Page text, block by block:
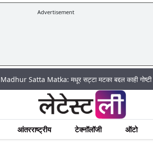
Advertisement
Matka: मधूर सट्टा मटका बद्दल काही गोष्टी घ्या जाणून !
आंतरराष्ट्रीय टेक्नॉलॉजी ऑटो